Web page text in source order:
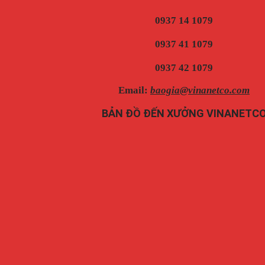
0937 14 1079
0937 41 1079
0937 42 1079
Email: baogia@vinanetco.com
BẢN ĐỒ ĐẾN XƯỞNG